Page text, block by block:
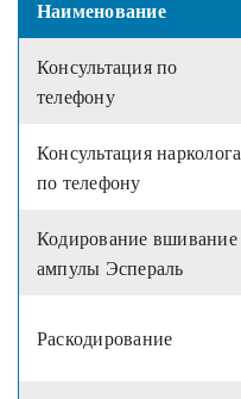
Наименование
Консультация по
телефону
Консультация нарколога
по телефону
Кодирование вшивание
ампулы Эспераль
Раскодирование